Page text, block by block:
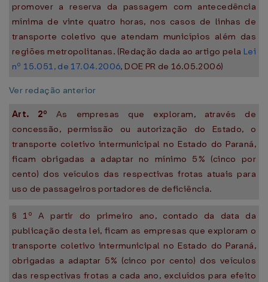
promover a reserva da passagem com antecedência
mínima de vinte quatro horas, nos casos de linhas de
transporte coletivo que atendam municípios além das
regiões metropolitanas. (Redação dada ao artigo pela Lei
nº 15.051, de 17.04.2006, DOE PR de 16.05.2006)
Ver redação anterior
Art. 2º As empresas que exploram, através de
concessão, permissão ou autorização do Estado, o
transporte coletivo intermunicipal no Estado do Paraná,
ficam obrigadas a adaptar no mínimo 5% (cinco por
cento) dos veículos das respectivas frotas atuais para
uso de passageiros portadores de deficiência.
§ 1º A partir do primeiro ano, contado da data da
publicação desta lei, ficam as empresas que exploram o
transporte coletivo intermunicipal no Estado do Paraná,
obrigadas a adaptar 5% (cinco por cento) dos veículos
das respectivas frotas a cada ano, excluídos para efeito